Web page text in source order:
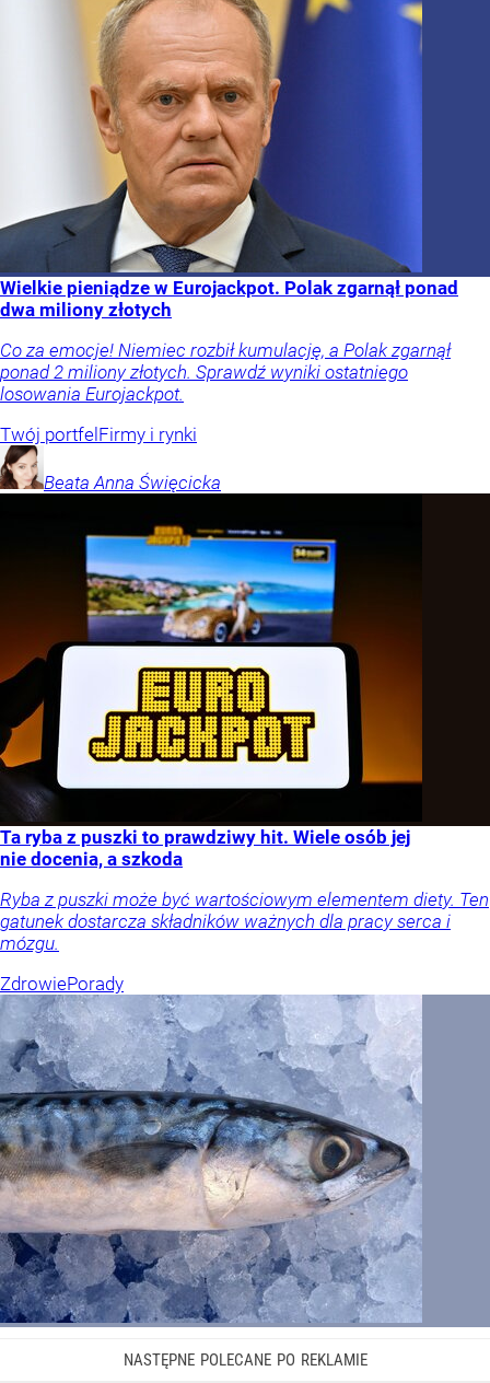
Wielkie pieniądze w Eurojackpot. Polak zgarnął ponad
dwa miliony złotych
Co za emocje! Niemiec rozbił kumulację, a Polak zgarnął
ponad 2 miliony złotych. Sprawdź wyniki ostatniego
losowania Eurojackpot.
Twój portfelFirmy i rynki
Beata Anna Święcicka
Ta ryba z puszki to prawdziwy hit. Wiele osób jej
nie docenia, a szkoda
Ryba z puszki może być wartościowym elementem diety. Ten
gatunek dostarcza składników ważnych dla pracy serca i
mózgu.
ZdrowiePorady